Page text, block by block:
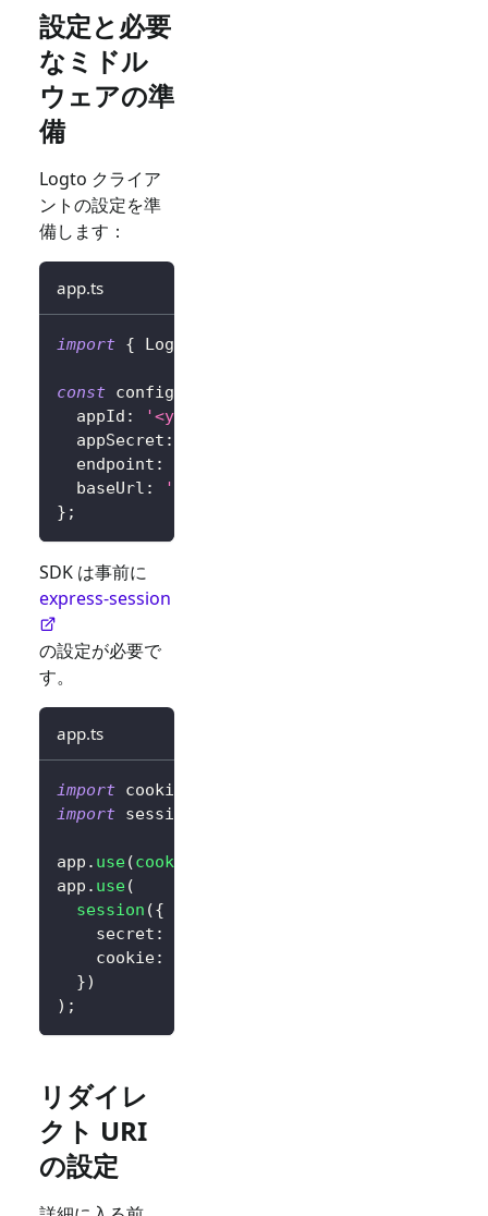
設定と必要
なミドル
ウェアの準
備
Logto クライア
ントの設定を準
備します：
app.ts
import { LogtoExpressConfig
const config
  appId
: '<your-application-id>'
  appSecret
:
  endpoint
:
  baseUrl
: '<your-express-app-base-url>'
} ;
SDK は事前に
express-session
の設定が必要で
す。
app.ts
import cookieParser
import session
app . use(cookieParser
app . use(
session ({
    secret
:
    cookie
:
})
) ;
リダイレ
クト URI
の設定